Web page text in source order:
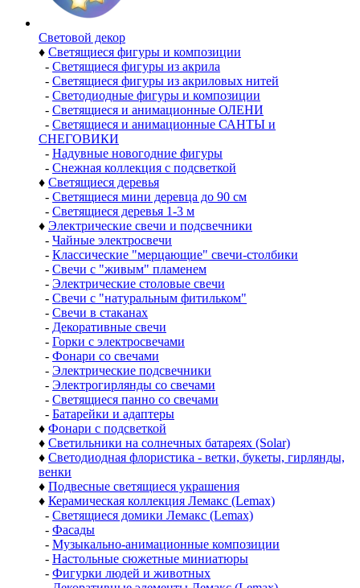
Световой декор
♦ Светящиеся фигуры и композиции
- Светящиеся фигуры из акрила
- Светящиеся фигуры из акриловых нитей
- Светодиодные фигуры и композиции
- Светящиеся и анимационные ОЛЕНИ
- Светящиеся и анимационные САНТЫ и
СНЕГОВИКИ
- Надувные новогодние фигуры
- Снежная коллекция с подсветкой
♦ Светящиеся деревья
- Светящиеся мини деревца до 90 см
- Светящиеся деревья 1-3 м
♦ Электрические свечи и подсвечники
- Чайные электросвечи
- Классические "мерцающие" свечи-столбики
- Свечи с "живым" пламенем
- Электрические столовые свечи
- Свечи с "натуральным фитильком"
- Свечи в стаканах
- Декоративные свечи
- Горки с электросвечами
- Фонари со свечами
- Электрические подсвечники
- Электрогирлянды со свечами
- Светящиеся панно со свечами
- Батарейки и адаптеры
♦ Фонари с подсветкой
♦ Светильники на солнечных батареях (Solar)
♦ Светодиодная флористика - ветки, букеты, гирлянды,
венки
♦ Подвесные светящиеся украшения
♦ Керамическая коллекция Лемакс (Lemax)
- Светящиеся домики Лемакс (Lemax)
- Фасады
- Музыкально-анимационные композиции
- Настольные сюжетные миниатюры
- Фигурки людей и животных